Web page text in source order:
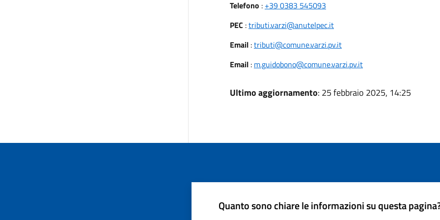
Telefono : +39 0383 545093
PEC :tributi.varzi@anutelpec.it
Email:tributi@comune.varzi.pv.it
Email: m.guidobono@comune.varzi.pv.it
Ultimo aggiornamento: 25 febbraio 2025, 14:25
Quanto sono chiare le informazioni su questa